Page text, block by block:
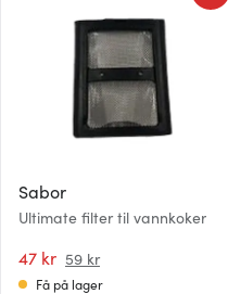
Sabor
Ultimate filter til vannkoker
47 kr 59 kr
Få på lager